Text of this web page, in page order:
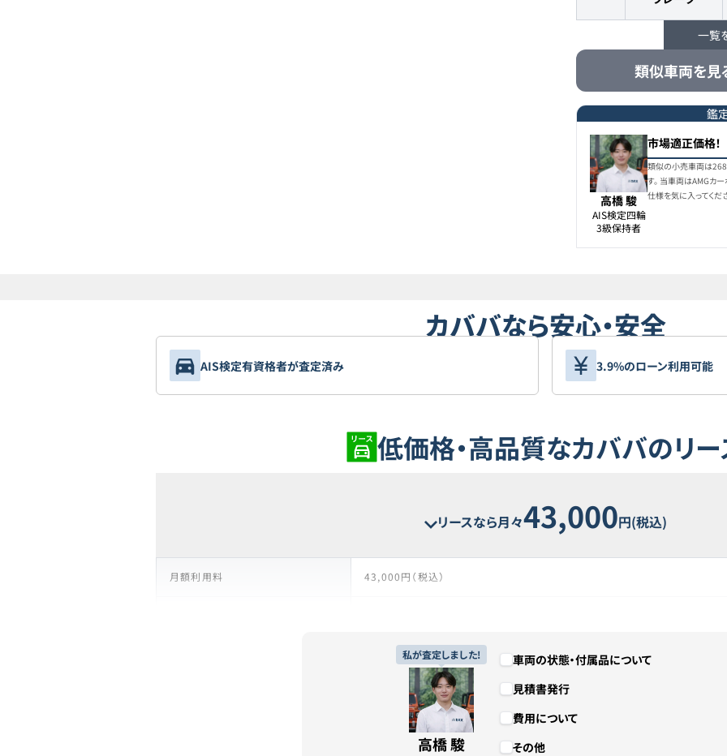
メルセデスAMG
CLAシューティング
ブレーク
メルセデスAMG
CLAシューティング
ブレーク
一覧
類似車両を見
鑑
高橋 駿
AIS検定四輪
3級保持者
市場適正価格！
類似の小売車両は268
す。 当車両はAMGカ
仕様を気に入ってくだ
カババなら安心・安全
AIS検定有資格者が査定済み 3.9%のローン利用可能
低価格・高品質なカババのリー
リースなら月々43,000円(税込)
月額利用料 43,000円（税込）
5年8ヶ月
2,924,000円（税込）
私が査定しました!
高橋 駿
車両の状態・付属品について
見積書発行
費用について
その他